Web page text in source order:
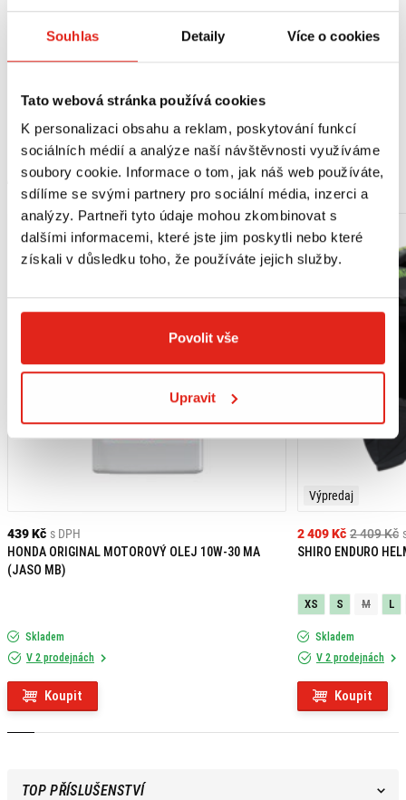
Souhlas Detaily Více o cookies
Tato webová stránka používá cookies
K personalizaci obsahu a reklam, poskytování funkcí
sociálních médií a analýze naší návštěvnosti využíváme
soubory cookie. Informace o tom, jak náš web používáte,
sdílíme se svými partnery pro sociální média, inzerci a
analýzy. Partneři tyto údaje mohou zkombinovat s
dalšími informacemi, které jste jim poskytli nebo které
získali v důsledku toho, že používáte jejich služby.
Povolit vše
Upravit
Obsah balení:
1 x kryt rozvodového potrubí,
montážní materiál,
montážní návod.
MOHLO BY SE VÁM LÍBIT
439 Kč s DPH
HONDA ORIGINAL MOTOROVÝ OLEJ 10W-30 MA
(JASO MB)
Skladem
V 2 prodejnách
Koupit
Výpredaj
2 409 Kč
2 409 Kč
SHIRO ENDURO
XS S M L
Skladem
V 2 prodejnách
Koupit
TOP PŘÍSLUŠENSTVÍ